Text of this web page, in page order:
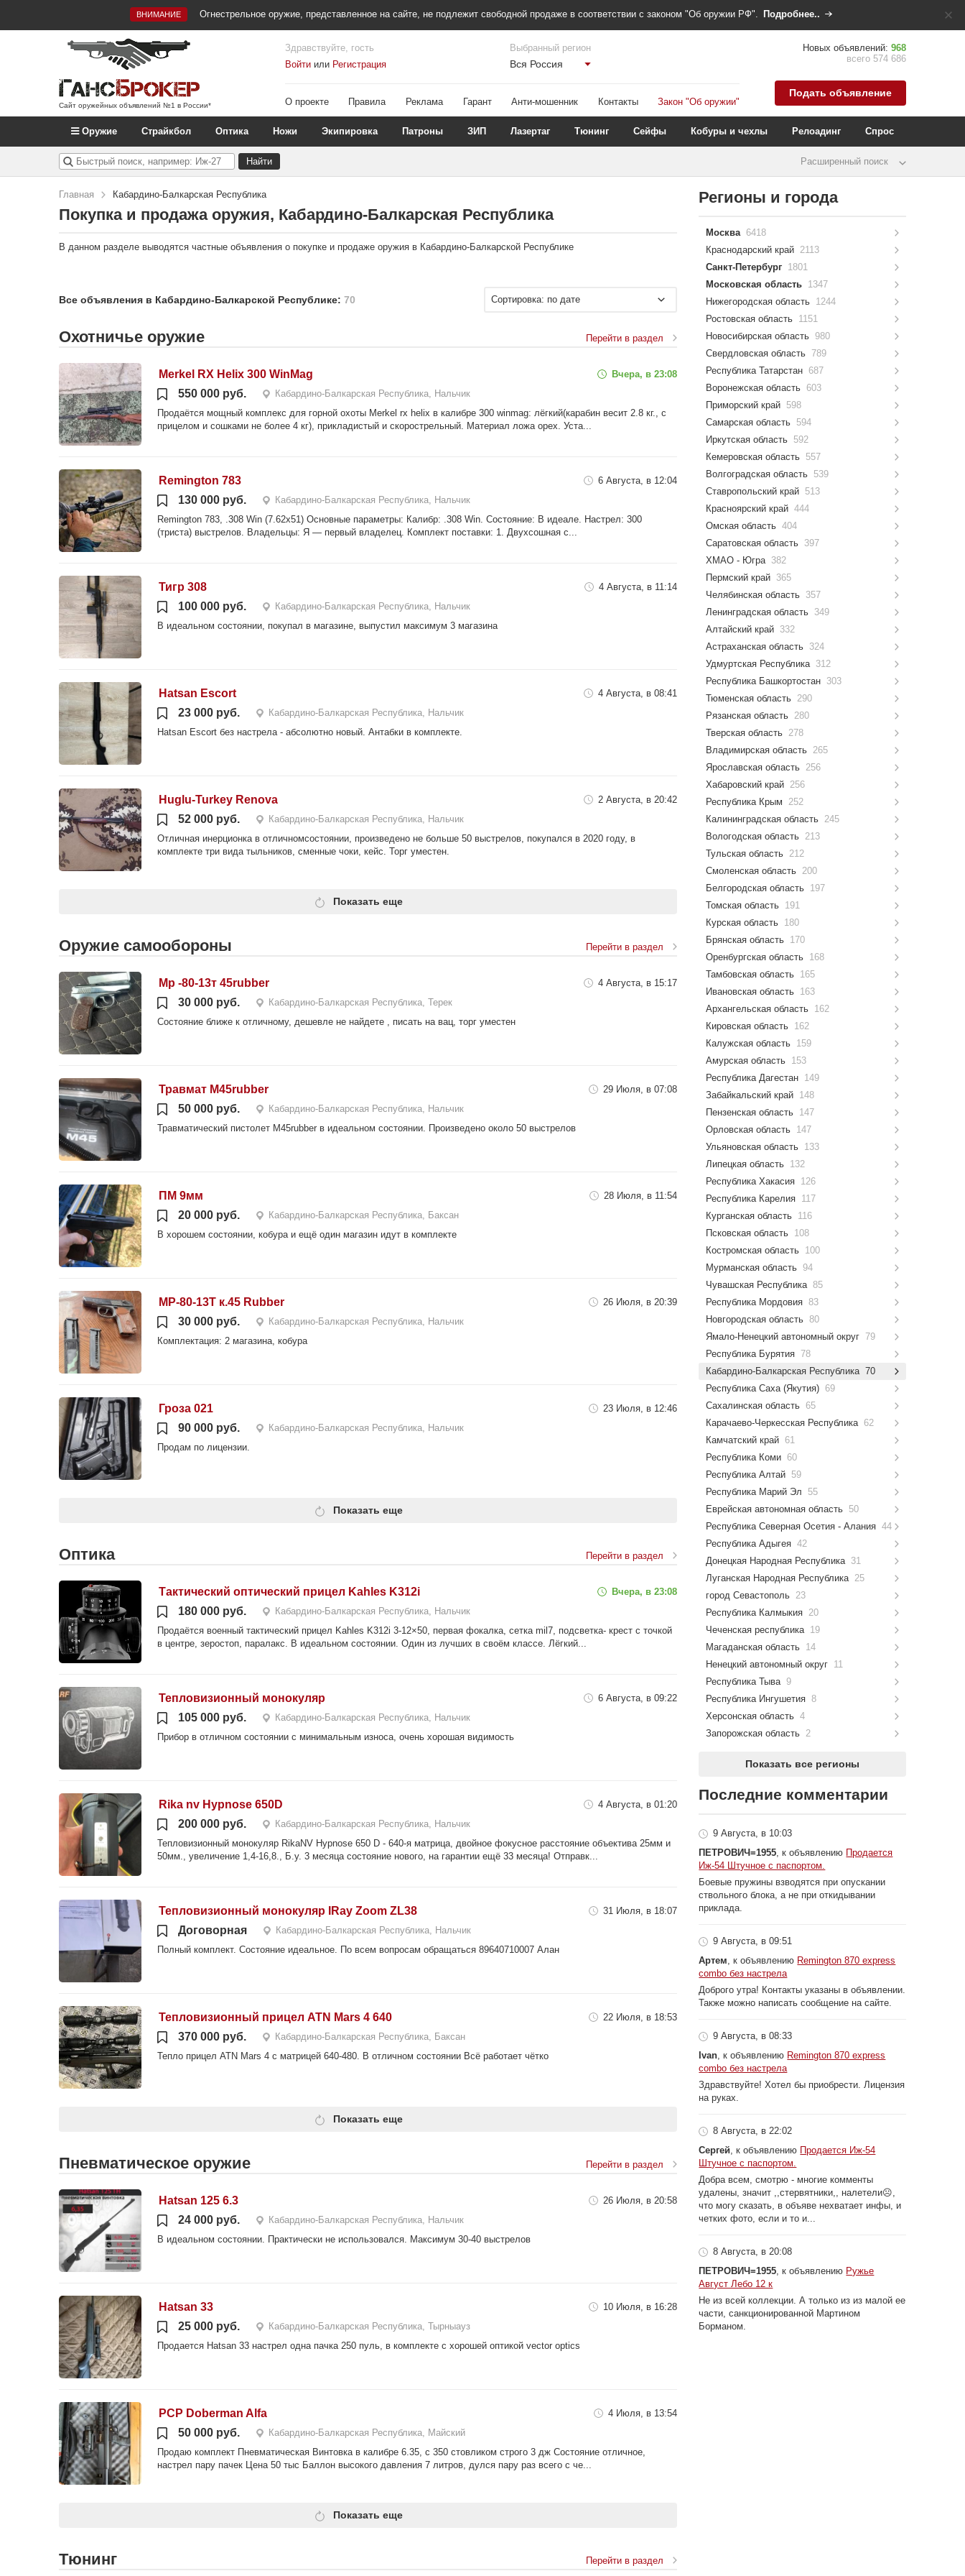
ВНИМАНИЕ Огнестрельное оружие, представленное на сайте, не подлежит свободной продаже в соответствии с законом "Об оружии РФ". Подробнее..
Сайт оружейных объявлений №1 в России*
Здравствуйте, гость
Войтиили Регистрация
Выбранный регион
Вся Россия
О проекте Правила Реклама Гарант Анти-мошенник Контакты Закон "Об оружии"
Новых объявлений: 968
всего 574 686
Подать объявление
Оружие Страйкбол Оптика Ножи Экипировка Патроны ЗИП Лазертаг Тюнинг Сейфы Кобуры и чехлы Релоадинг Спрос
Расширенный поиск
Главная Кабардино-Балкарская Республика
Покупка и продажа оружия, Кабардино-Балкарская Республика
В данном разделе выводятся частные объявления о покупке и продаже оружия в Кабардино-Балкарской Республике
Все объявления в Кабардино-Балкарской Республике: 70 Сортировка: по дате
Охотничье оружие Перейти в раздел
Merkel RX Helix 300 WinMag Вчера, в 23:08
550 000 руб.
Кабардино-Балкарская Республика, Нальчик
Продаётся мощный комплекс для горной охоты Merkel rx helix в калибре 300 winmag: лёгкий(карабин весит 2.8 кг., с
прицелом и сошками не более 4 кг), прикладистый и скорострельный. Материал ложа орех. Уста...
Remington 783 6 Августа, в 12:04
130 000 руб.
Кабардино-Балкарская Республика, Нальчик
Remington 783, .308 Win (7.62x51) Основные параметры: Калибр: .308 Win. Состояние: В идеале. Настрел: 300
(триста) выстрелов. Владельцы: Я — первый владелец. Комплект поставки: 1. Двухсошная с...
Тигр 308 4 Августа, в 11:14
100 000 руб.
Кабардино-Балкарская Республика, Нальчик
В идеальном состоянии, покупал в магазине, выпустил максимум 3 магазина
Hatsan Escort 4 Августа, в 08:41
23 000 руб.
Кабардино-Балкарская Республика, Нальчик
Hatsan Escort без настрела - абсолютно новый. Антабки в комплекте.
Huglu-Turkey Renova 2 Августа, в 20:42
52 000 руб.
Кабардино-Балкарская Республика, Нальчик
Отличная инерционка в отличномсостоянии, произведено не больше 50 выстрелов, покупался в 2020 году, в
комплекте три вида тыльников, сменные чоки, кейс. Торг уместен.
Показать еще
Оружие самообороны Перейти в раздел
Мр -80-13т 45rubber 4 Августа, в 15:17
30 000 руб.
Кабардино-Балкарская Республика, Терек
Состояние ближе к отличному, дешевле не найдете , писать на вац, торг уместен
Травмат М45rubber 29 Июля, в 07:08
50 000 руб.
Кабардино-Балкарская Республика, Нальчик
Травматический пистолет М45rubber в идеальном состоянии. Произведено около 50 выстрелов
ПМ 9мм 28 Июля, в 11:54
20 000 руб.
Кабардино-Балкарская Республика, Баксан
В хорошем состоянии, кобура и ещё один магазин идут в комплекте
MP-80-13T к.45 Rubber 26 Июля, в 20:39
30 000 руб.
Кабардино-Балкарская Республика, Нальчик
Комплектация: 2 магазина, кобура
Гроза 021 23 Июля, в 12:46
90 000 руб.
Кабардино-Балкарская Республика, Нальчик
Продам по лицензии.
Показать еще
Оптика Перейти в раздел
Тактический оптический прицел Kahles K312i Вчера, в 23:08
180 000 руб.
Кабардино-Балкарская Республика, Нальчик
Продаётся военный тактический прицел Kahles K312i 3-12×50, первая фокалка, сетка mil7, подсветка- крест с точкой
в центре, зеростоп, паралакс. В идеальном состоянии. Один из лучших в своём классе. Лёгкий...
Тепловизионный монокуляр 6 Августа, в 09:22
105 000 руб.
Кабардино-Балкарская Республика, Нальчик
Прибор в отличном состоянии с минимальным износа, очень хорошая видимость
Rika nv Hypnose 650D 4 Августа, в 01:20
200 000 руб.
Кабардино-Балкарская Республика, Нальчик
Тепловизионный монокуляр RikaNV Hypnose 650 D - 640-я матрица, двойное фокусное расстояние объектива 25мм и
50мм., увеличение 1,4-16,8., Б.у. 3 месяца состояние нового, на гарантии ещё 33 месяца! Отправк...
Тепловизионный монокуляр IRay Zoom ZL38 31 Июля, в 18:07
Договорная
Кабардино-Балкарская Республика, Нальчик
Полный комплект. Состояние идеальное. По всем вопросам обращаться 89640710007 Алан
Тепловизионный прицел ATN Mars 4 640 22 Июля, в 18:53
370 000 руб.
Кабардино-Балкарская Республика, Баксан
Тепло прицел ATN Mars 4 с матрицей 640-480. В отличном состоянии Всё работает чётко
Показать еще
Пневматическое оружие Перейти в раздел
Hatsan 125 6.3 26 Июля, в 20:58
24 000 руб.
Кабардино-Балкарская Республика, Нальчик
В идеальном состоянии. Практически не использовался. Максимум 30-40 выстрелов
Hatsan 33 10 Июля, в 16:28
25 000 руб.
Кабардино-Балкарская Республика, Тырныауз
Продается Hatsan 33 настрел одна пачка 250 пуль, в комплекте с хорошей оптикой vector optics
PCP Doberman Alfa 4 Июля, в 13:54
50 000 руб.
Кабардино-Балкарская Республика, Майский
Продаю комплект Пневматическая Винтовка в калибре 6.35, с 350 стовликом строго 3 дж Состояние отличное,
настрел пару пачек Цена 50 тыс Баллон высокого давления 7 литров, дулся пару раз всего с че...
Показать еще
Тюнинг Перейти в раздел
Регионы и города
Москва 6418
Краснодарский край 2113
Санкт-Петербург 1801
Московская область 1347
Нижегородская область 1244
Ростовская область 1151
Новосибирская область 980
Свердловская область 789
Республика Татарстан 687
Воронежская область 603
Приморский край 598
Самарская область 594
Иркутская область 592
Кемеровская область 557
Волгоградская область 539
Ставропольский край 513
Красноярский край 444
Омская область 404
Саратовская область 397
ХМАО - Югра 382
Пермский край 365
Челябинская область 357
Ленинградская область 349
Алтайский край 332
Астраханская область 324
Удмуртская Республика 312
Республика Башкортостан 303
Тюменская область 290
Рязанская область 280
Тверская область 278
Владимирская область 265
Ярославская область 256
Хабаровский край 256
Республика Крым
252
Калининградская область 245
Вологодская область 213
Тульская область 212
Смоленская область 200
Белгородская область 197
Томская область 191
Курская область 180
Брянская область 170
Оренбургская область 168
Тамбовская область 165
Ивановская область 163
Архангельская область 162
Кировская область 162
Калужская область 159
Амурская область 153
Республика Дагестан 149
Забайкальский край 148
Пензенская область 147
Орловская область 147
Ульяновская область 133
Липецкая область 132
Республика Хакасия 126
Республика Карелия 117
Курганская область 116
Псковская область 108
Костромская область 100
Мурманская область 94
Чувашская Республика 85
Республика Мордовия 83
Новгородская область 80
Ямало-Ненецкий автономный округ 79
Республика Бурятия 78
Кабардино-Балкарская Республика 70
Республика Саха (Якутия) 69
Сахалинская область 65
Карачаево-Черкесская Республика 62
Камчатский край 61
Республика Коми 60
Республика Алтай 59
Республика Марий Эл
55
Еврейская автономная область 50
Республика Северная Осетия - Алания 44
Республика Адыгея 42
Донецкая Народная Республика 31
Луганская Народная Республика 25
город Севастополь 23
Республика Калмыкия 20
Чеченская республика 19
Магаданская область 14
Ненецкий автономный округ 11
Республика Тыва 9
Республика Ингушетия 8
Херсонская область 4
Запорожская область 2
Показать все регионы
Последние комментарии
9 Августа, в 10:03
ПЕТРОВИЧ=1955 , к объявлению Продается
Иж-54 Штучное с паспортом.
Боевые пружины взводятся при опускании
ствольного блока, а не при откидывании
приклада.
9 Августа, в 09:51
Артем , к объявлению Remington 870 express
combo без настрела
Доброго утра! Контакты указаны в объявлении.
Также можно написать сообщение на сайте.
9 Августа, в 08:33
Ivan , к объявлению Remington 870 express
combo без настрела
Здравствуйте! Хотел бы приобрести. Лицензия
на руках.
8 Августа, в 22:02
Сергей , к объявлению Продается Иж-54
Штучное с паспортом.
Добра всем, смотрю - многие комменты
удалены, значит ,,стервятники,, налетели☹️,
что могу сказать, в объяве нехватает инфы, и
четких фото, если и то и...
8 Августа, в 20:08
ПЕТРОВИЧ=1955 , к объявлению Ружье
Август Лебо 12 к
Не из всей коллекции. А только из из малой ее
части, санкционированной Мартином
Борманом.